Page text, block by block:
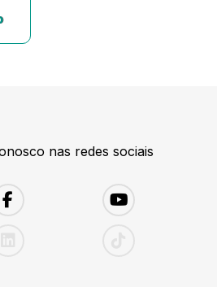
nas redes sociais